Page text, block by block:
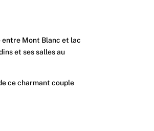
entre Mont Blanc et lac
et ses salles au
ce charmant couple